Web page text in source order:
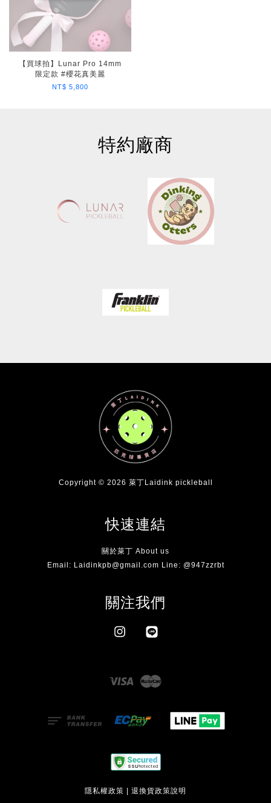
【買球拍】Lunar Pro 14mm
限定款 #櫻花真美麗
NT$ 5,800
特約廠商
Copyright © 2026 萊丁Laidink pickleball
快速連結
關於萊丁 About us
Email: Laidinkpb@gmail.com Line: @947zzrbt
關注我們
Instagram
Visa
隱私權政策 退換貨政策說明